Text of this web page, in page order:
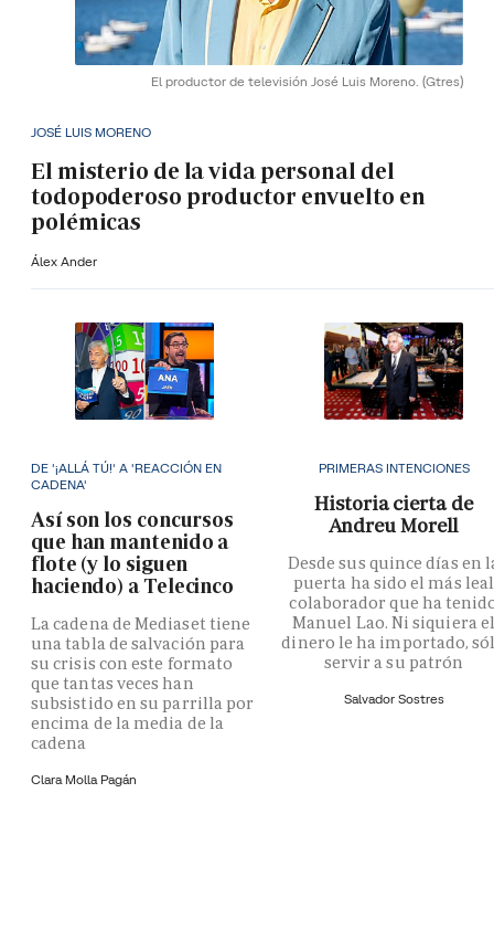
El productor de televisión José Luis Moreno. (Gtres)
JOSÉ LUIS MORENO
El misterio de la vida personal del
todopoderoso productor envuelto en
polémicas
Álex Ander
DE '¡ALLÁ TÚ!' A 'REACCIÓN EN
CADENA'
Así son los concursos
que han mantenido a
flote (y lo siguen
haciendo) a Telecinco
La cadena de Mediaset tiene
una tabla de salvación para
su crisis con este formato
que tantas veces han
subsistido en su parrilla por
encima de la media de la
cadena
Clara Molla Pagán
PRIMERAS INTENCIONES
Historia cierta de
Andreu Morell
Desde sus quince días en
puerta ha sido el más leal
colaborador que ha
Manuel Lao. Ni siquiera
dinero le ha importado,
servir a su patrón
Salvador Sostres